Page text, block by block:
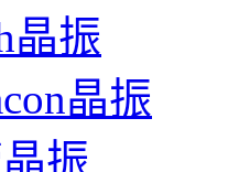
晶振
晶振
振